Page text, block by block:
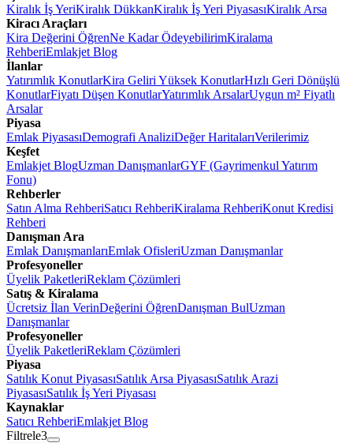
Kiralık İş YeriKiralık DükkanKiralık İş Yeri PiyasasıKiralık Arsa
Kiracı Araçları
Kira Değerini ÖğrenNe Kadar ÖdeyebilirimKiralama
RehberiEmlakjet Blog
İlanlar
Yatırımlık KonutlarKira Geliri Yüksek KonutlarHızlı Geri Dönüşlü
KonutlarFiyatı Düşen KonutlarYatırımlık ArsalarUygun m² Fiyatlı
Arsalar
Piyasa
Emlak PiyasasıDemografi AnaliziDeğer HaritalarıVerilerimiz
Keşfet
Emlakjet BlogUzman DanışmanlarGYF (Gayrimenkul Yatırım
Fonu)
Rehberler
Satın Alma RehberiSatıcı RehberiKiralama RehberiKonut Kredisi
Rehberi
Danışman Ara
Emlak DanışmanlarıEmlak OfisleriUzman Danışmanlar
Profesyoneller
Üyelik PaketleriReklam Çözümleri
Satış & Kiralama
Ücretsiz İlan VerinDeğerini ÖğrenDanışman BulUzman
Danışmanlar
Profesyoneller
Üyelik PaketleriReklam Çözümleri
Piyasa
Satılık Konut PiyasasıSatılık Arsa PiyasasıSatılık Arazi
PiyasasıSatılık İş Yeri Piyasası
Kaynaklar
Satıcı RehberiEmlakjet Blog
Filtrele3